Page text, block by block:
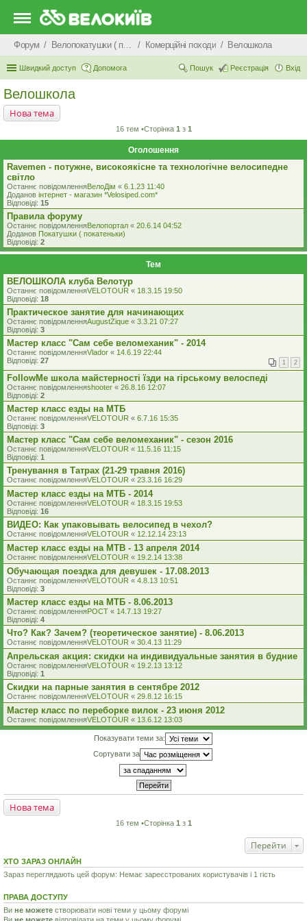
Форум Велопокатушки ( покатеньки), велопоходи, туризм. Комерцiйнi походи Велошкола
Швидкий доступ Допомога Вхід
Реєстрація
Пошук
Велошкола
Нова тема
16 тем •Сторінка 1 з 1
Оголошення
Ravemen - потужне, високоякісне та технологічне велосипедне
світло
Останнє повідомленняВелоДім « 6.1.23 11:40
Доданов iнтернет - магазин *Velosiped.com*
Відповіді: 15
Правила форуму
Останнє повідомленняВелопортал « 20.6.14 04:52
Доданов Покатушки ( покатеньки)
Відповіді: 2
Тем
ВЕЛОШКОЛА клуба Велотур
Останнє повідомленняVELOTOUR « 18.3.15 19:50
Відповіді: 18
Практическое занятие для начинающих
Останнє повідомленняAugustZique « 3.3.21 07:27
Відповіді: 3
Мастер класс "Сам себе веломеханик" - 2014
Останнє повідомленняVlador « 14.6.19 22:44
Відповіді: 27 1 2
FollowMe школа майстерності їзди на гірському велоспеді
Останнє повідомленняshooter « 26.8.16 12:07
Відповіді: 2
Мастер класс езды на МТБ
Останнє повідомленняVELOTOUR « 6.7.16 15:35
Відповіді: 3
Мастер класс "Сам себе веломеханик" - сезон 2016
Останнє повідомленняVELOTOUR « 11.5.16 11:15
Відповіді: 1
Тренування в Татрах (21-29 травня 2016)
Останнє повідомленняVELOTOUR « 23.3.16 16:29
Мастер класс езды на МТБ - 2014
Останнє повідомленняVELOTOUR « 18.3.15 19:53
Відповіді: 16
ВИДЕО: Как упаковывать велосипед в чехол?
Останнє повідомленняVELOTOUR « 12.12.14 23:13
Мастер класс езды на MTB - 13 апреля 2014
Останнє повідомленняVELOTOUR « 19.2.14 13:38
Обучающая поездка для девушек - 17.08.2013
Останнє повідомленняVELOTOUR « 4.8.13 10:51
Відповіді: 3
Мастер класс езды на МТБ - 8.06.2013
Останнє повідомленняPOCT « 14.7.13 19:27
Відповіді: 4
Что? Как? Зачем? (теоретическое занятие) - 8.06.2013
Останнє повідомленняVELOTOUR « 30.4.13 11:29
Апрельская акция: скидки на индивидуальные занятия в будние
Останнє повідомленняVELOTOUR « 19.2.13 13:12
Відповіді: 1
Скидки на парные занятия в сентябре 2012
Останнє повідомленняVELOTOUR « 29.8.12 16:15
Мастер класс по переборке вилок - 23 июня 2012
Останнє повідомленняVELOTOUR « 13.6.12 13:03
Показувати теми за:
Сортувати за
Нова тема
16 тем •Сторінка 1 з 1
Перейти
ХТО ЗАРАЗ ОНЛАЙН
Зараз переглядають цей форум: Немає зареєстрованих користувачів і 1 гість
ПРАВА ДОСТУПУ
Ви не можете створювати нові теми у цьому форумі